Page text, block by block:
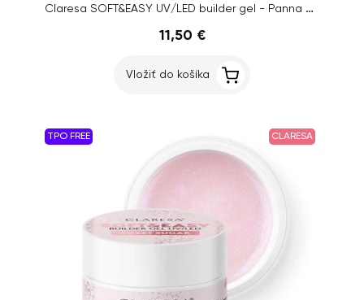
Claresa SOFT&EASY UV/LED builder gel - Panna Cotta, 45g
11,50 €
Vložiť do košíka
TPO FREE CLARESA